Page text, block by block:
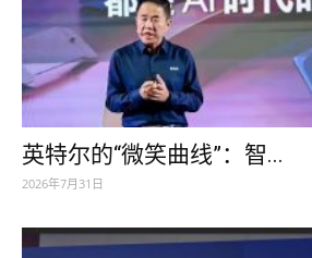
英特尔的“微笑曲线”：智...
2026年7月31日